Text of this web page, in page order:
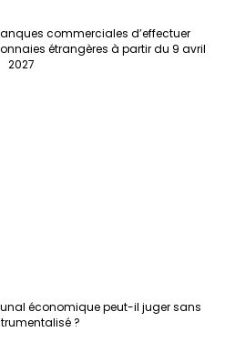
commerciales d’effectuer
étrangères à partir du 9 avril
2027
économique peut-il juger sans
?